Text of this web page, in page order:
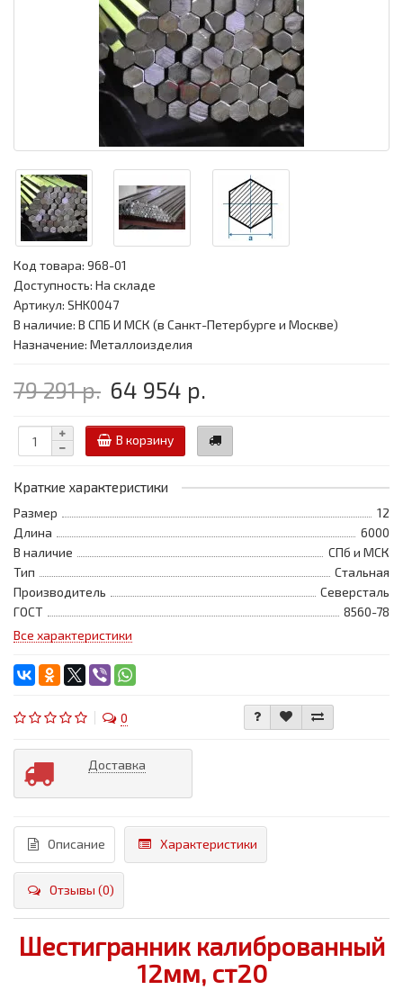
Код товара: 968-01
Доступность: На складе
Артикул: SHK0047
В наличие: В СПБ И МСК (в Санкт-Петербурге и Москве)
Назначение: Металлоизделия
79 291 р. 64 954 р.
В корзину
Краткие характеристики
Размер
12
Длина
6000
В наличие
СПб и МСК
Тип
Стальная
Производитель
Северсталь
ГОСТ
8560-78
Все характеристики
0
Доставка
Описание Характеристики
Отзывы (0)
Шестигранник калиброванный
12мм, ст20